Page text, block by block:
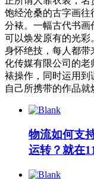
饱经沧桑的古字画往
分裱。一幅古代书画
可以焕发原有的光彩
身怀绝技，每人都带
化传媒有限公司的老
裱操作，同时运用到
自己所携带的作品就
物流如何支
运转？就在